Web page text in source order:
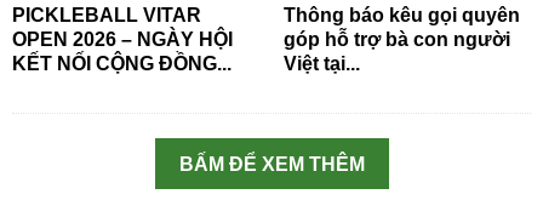
PICKLEBALL VITAR
OPEN 2026 – NGÀY HỘI
KẾT NỐI CỘNG ĐỒNG...
Thông báo kêu gọi quyên
góp hỗ trợ bà con người
Việt tại...
BẤM ĐỂ XEM THÊM